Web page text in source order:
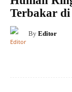
Terbakar
By Editor